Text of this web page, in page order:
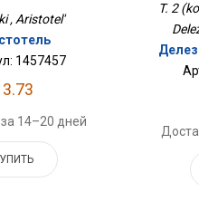
, Aristotel'
1457457
14–20 дней
T. 2